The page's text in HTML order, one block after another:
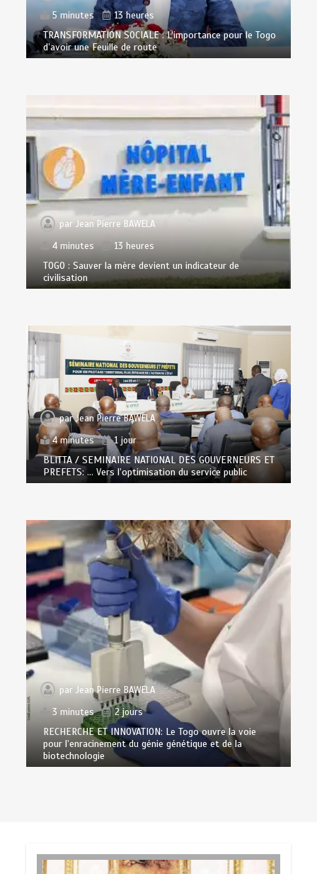
5 minutes
13 heures
TRANSFORMATION SOCIALE : L’importance pour le Togo
d’avoir une Feuille de route
parJean Pierre BAWELA
4 minutes
13 heures
TOGO : Sauver la mère devient un indicateur de
civilisation
parJean Pierre BAWELA
4 minutes
1 jour
BLITTA / SEMINAIRE NATIONAL DES GOUVERNEURS ET
PREFETS: … Vers l’optimisation du service public
parJean Pierre BAWELA
3 minutes
2 jours
RECHERCHE ET INNOVATION: Le Togo ouvre la voie
pour l’enracinement du génie génétique et de la
biotechnologie